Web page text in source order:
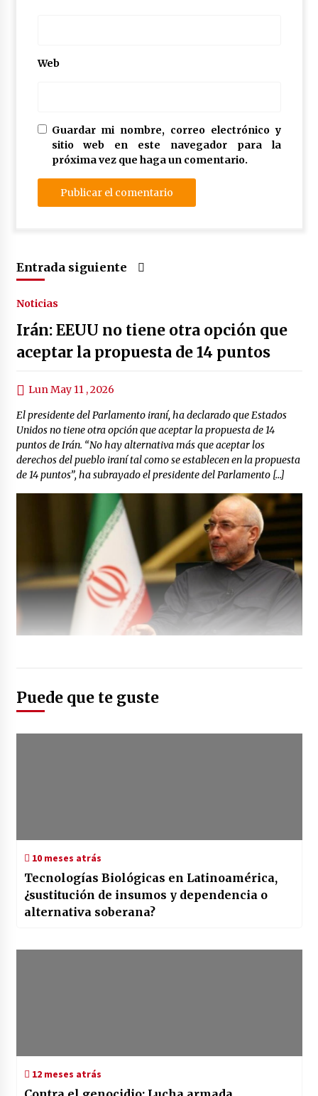
Web
Guardar mi nombre, correo electrónico y
sitio web en este navegador para la
próxima vez que haga un comentario.
Entrada siguiente
Noticias
Irán: EEUU no tiene otra opción que
aceptar la propuesta de 14 puntos
Lun May 11 , 2026
El presidente del Parlamento iraní, ha declarado que Estados
Unidos no tiene otra opción que aceptar la propuesta de 14
puntos de Irán. “No hay alternativa más que aceptar los
derechos del pueblo iraní tal como se establecen en la propuesta
de 14 puntos”, ha subrayado el presidente del Parlamento […]
Puede que te guste
10 meses atrás
Tecnologías Biológicas en Latinoamérica,
¿sustitución de insumos y dependencia o
alternativa soberana?
12 meses atrás